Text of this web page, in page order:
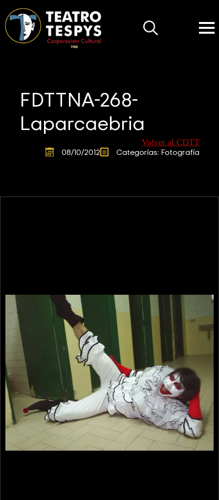
FDTTNA-268-
Laparcaebria
Volver al CDTT
08/10/2012 Categorías: Fotografía